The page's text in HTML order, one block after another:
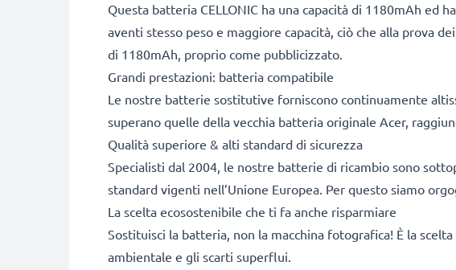
Questa batteria CELLONIC ha una capacità di 1180mAh
aventi stesso peso e maggiore capacità, ciò che alla prova
di 1180mAh, proprio come pubblicizzato.
Grandi prestazioni: batteria compatibile
Le nostre batterie sostitutive forniscono continuamente
superano quelle della vecchia batteria originale Acer,
Qualità superiore & alti standard di sicurezza
Specialisti dal 2004, le nostre batterie di ricambio sono
standard vigenti nell’Unione Europea. Per questo siamo
La scelta ecosostenibile che ti fa anche risparmiare
Sostituisci la batteria, non la macchina fotografica! È la
ambientale e gli scarti superflui.